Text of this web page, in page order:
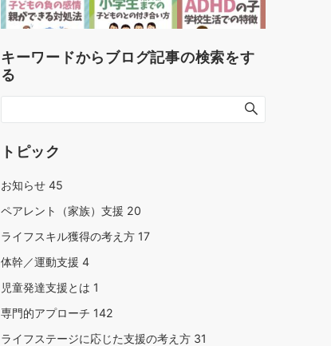
キーワードからブログ記事の検索をす
る
トピック
お知らせ 45
ペアレント（家族）支援 20
ライフスキル獲得の考え方 17
体幹／運動支援 4
児童発達支援とは 1
専門的アプローチ 142
ライフステージに応じた支援の考え方 31